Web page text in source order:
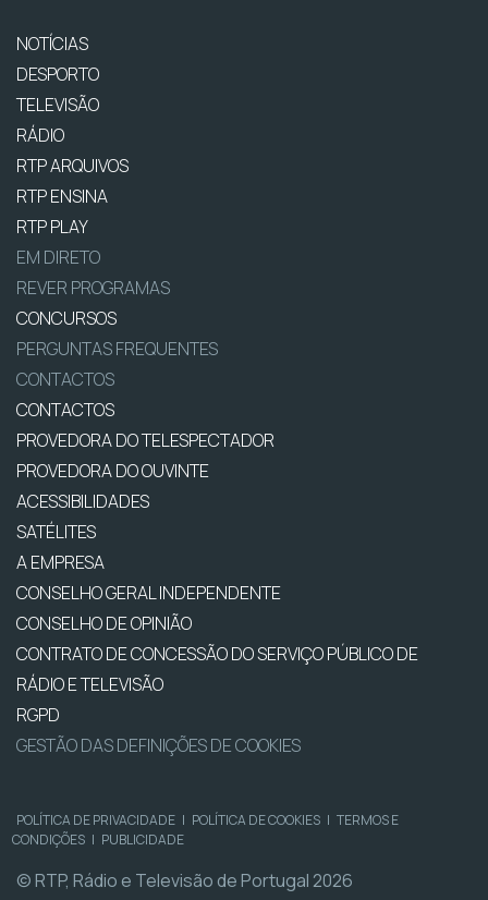
NOTÍCIAS
DESPORTO
TELEVISÃO
RÁDIO
RTP ARQUIVOS
RTP ENSINA
RTP PLAY
EM DIRETO
REVER PROGRAMAS
CONCURSOS
PERGUNTAS FREQUENTES
CONTACTOS
CONTACTOS
PROVEDORA DO TELESPECTADOR
PROVEDORA DO OUVINTE
ACESSIBILIDADES
SATÉLITES
A EMPRESA
CONSELHO GERAL INDEPENDENTE
CONSELHO DE OPINIÃO
CONTRATO DE CONCESSÃO DO SERVIÇO PÚBLICO DE
RÁDIO E TELEVISÃO
RGPD
GESTÃO DAS DEFINIÇÕES DE COOKIES
POLÍTICA DE PRIVACIDADE | POLÍTICA DE COOKIES | TERMOS E
CONDIÇÕES | PUBLICIDADE
© RTP, Rádio e Televisão de Portugal 2026